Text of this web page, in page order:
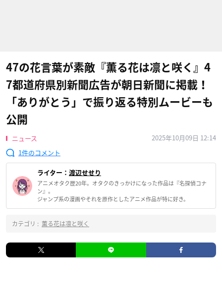
47の花言葉が素敵『薫る花は凛と咲く』4
7都道府県別新聞広告が朝日新聞に掲載！
「ありがとう」で振り返る特別ムービーも
公開
ニュース
2025年10月09日 12:14
1
ライター： 渡辺せせり
アニメオタク歴20年。オタクのきっかけになった作品は『名探偵コナ
ン』。
ジャンプ系の漫画やそれを原作としたアニメ作品が特に好き。
カテゴリ : 薫る花は凛と咲く